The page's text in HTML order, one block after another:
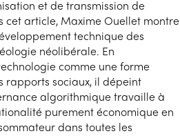
et de transmission de
cet article, Maxime Ouellet montre
technique des
néolibérale. En
comme une forme
rapports sociaux, il dépeint
algorithmique travaille à
purement économique en
dans toutes les